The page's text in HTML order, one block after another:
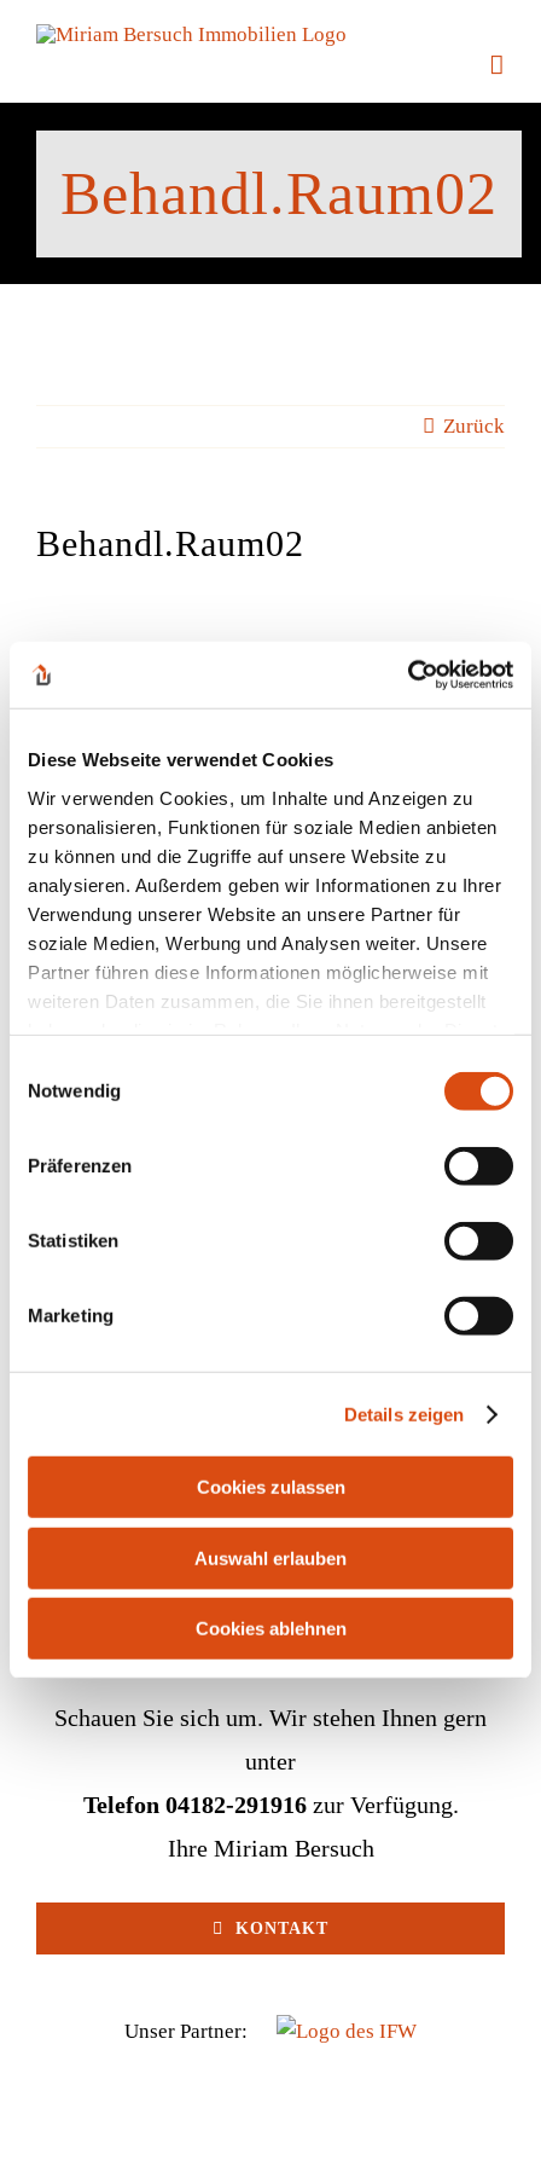
Diese Webseite verwendet Cookies
Wir verwenden Cookies, um Inhalte und Anzeigen zu
personalisieren, Funktionen für soziale Medien anbieten
zu können und die Zugriffe auf unsere Website zu
analysieren. Außerdem geben wir Informationen zu Ihrer
Verwendung unserer Website an unsere Partner für
soziale Medien, Werbung und Analysen weiter. Unsere
Partner führen diese Informationen möglicherweise mit
weiteren Daten zusammen, die Sie ihnen bereitgestellt
Notwendig
Präferenzen
Statistiken
Marketing
Details zeigen
Cookies zulassen
Auswahl erlauben
Cookies ablehnen
Inhalt
Behandl.Raum02
Zurück
Behandl.Raum02
Bahnhofstr. 10 | 21255 Tostedt | Tel.: 04182-291916 |
Kontakt Impressum Datenschutz Widerrufsrecht
Schauen Sie sich um. Wir stehen Ihnen gern
unter
Telefon 04182-291916zur Verfügung.
Ihre Miriam Bersuch
KONTAKT
Unser Partner: